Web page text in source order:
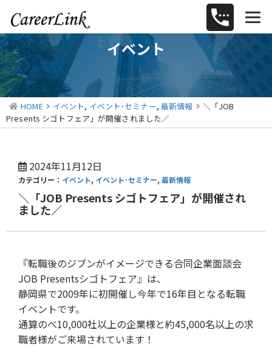
イベント
HOME イベント, イベント･セミナー, 最新情報
＼「JOB
Presents シゴトフェア」が開催されました／
2024年11月12日
カテゴリー： イベント, イベント･セミナー, 最新情報
＼「JOB Presents シゴトフェア」が開催され
ました／
『転職後のジブンがイメージできる合同企業面談会
JOB Presentsシゴトフェア』は、
静岡県で2009年に初開催し今年で16年目となる転職
イベントです。
通算のべ10,000社以上の企業様と約45,000名以上の求
職者様がご来場されています！